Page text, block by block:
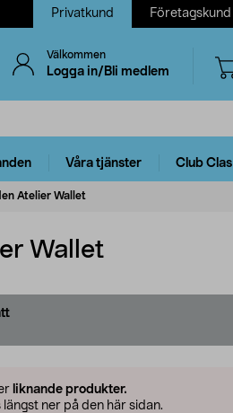
Privatkund Företagskund
Välkommen
Logga in/Bli medlem
Våra tjänster Club Clas
Atelier Wallet
Wallet
liknande produkter.
ner på den här sidan.